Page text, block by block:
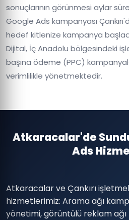
sonuçlarının görünmesi aylar
Google Ads kampanyası
hedef kitlenize kampanya
Dijital, İç Anadolu bölgesindeki
başına ödeme (PPC)
verimlilikle yönetmektedir.
Atkaracalar'de
Ads
Atkaracalar ve Çankırı
hizmetlerimiz: Arama ağı
yönetimi, görüntülü reklam